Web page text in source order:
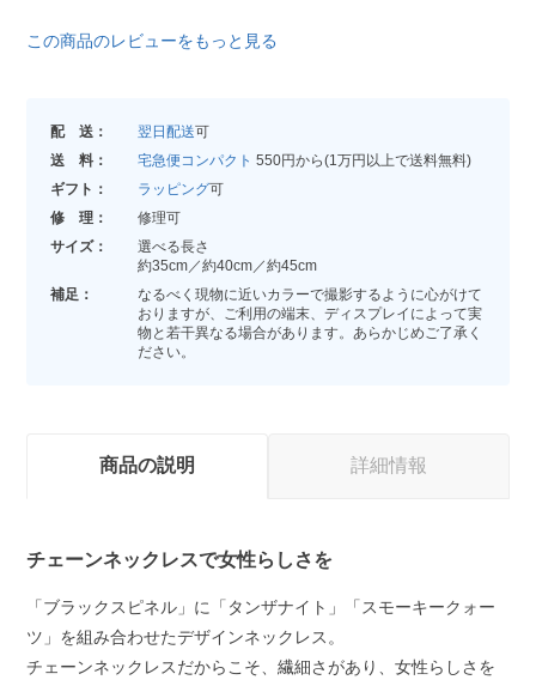
この商品のレビューをもっと見る
配 送： 翌日配送可
送 料：
宅急便コンパクト 550円から(1万円以上で送料無料)
ギフト：
ラッピング可
修 理：
修理可
サイズ：
選べる長さ
約35cm／約40cm／約45cm
補足：
なるべく現物に近いカラーで撮影するように心がけて
おりますが、ご利用の端末、ディスプレイによって実
物と若干異なる場合があります。あらかじめご了承く
ださい。
商品の説明 詳細情報
チェーンネックレスで女性らしさを
「ブラックスピネル」に「タンザナイト」「スモーキークォー
ツ」を組み合わせたデザインネックレス。
チェーンネックレスだからこそ、繊細さがあり、女性らしさを